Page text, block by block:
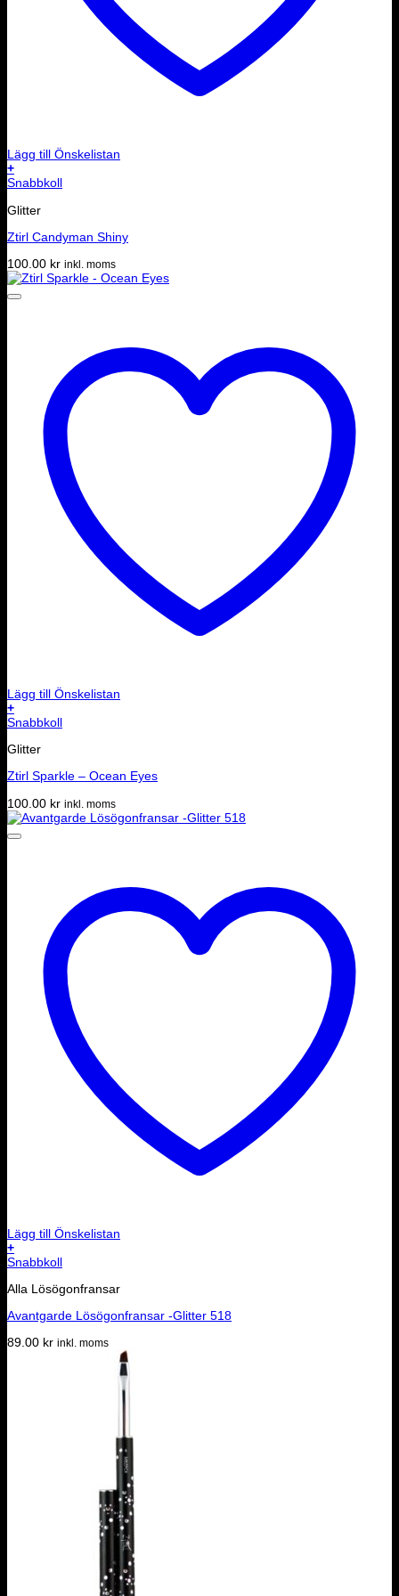
Lägg till Önskelistan
+
Snabbkoll
Glitter
Ztirl Candyman Shiny
100.00 kr inkl. moms
Lägg till Önskelistan
+
Snabbkoll
Glitter
Ztirl Sparkle – Ocean Eyes
100.00 kr inkl. moms
Lägg till Önskelistan
+
Snabbkoll
Alla Lösögonfransar
Avantgarde Lösögonfransar -Glitter 518
89.00 kr inkl. moms